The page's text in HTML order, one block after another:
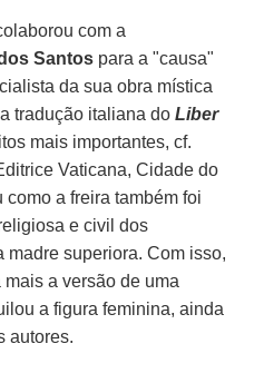
com a
Santos para a "causa"
da sua obra mística
tradução italiana doLiber
mais importantes, cf.
Vaticana, Cidade do
a freira também foi
e civil dos
madre superiora. Com isso,
a versão de uma
a figura feminina, ainda
autores.